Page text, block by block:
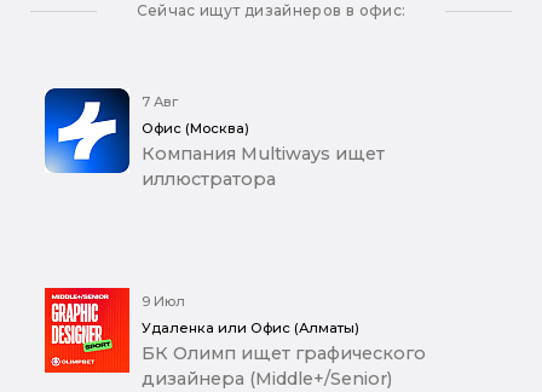
Сейчас ищут дизайнеров в офис:
7 Авг
Офис (Москва)
Компания Multiways ищет
иллюстратора
9 Июл
Удаленка или Офис (Алматы)
БК Олимп ищет графического
дизайнера (Middle+/Senior)